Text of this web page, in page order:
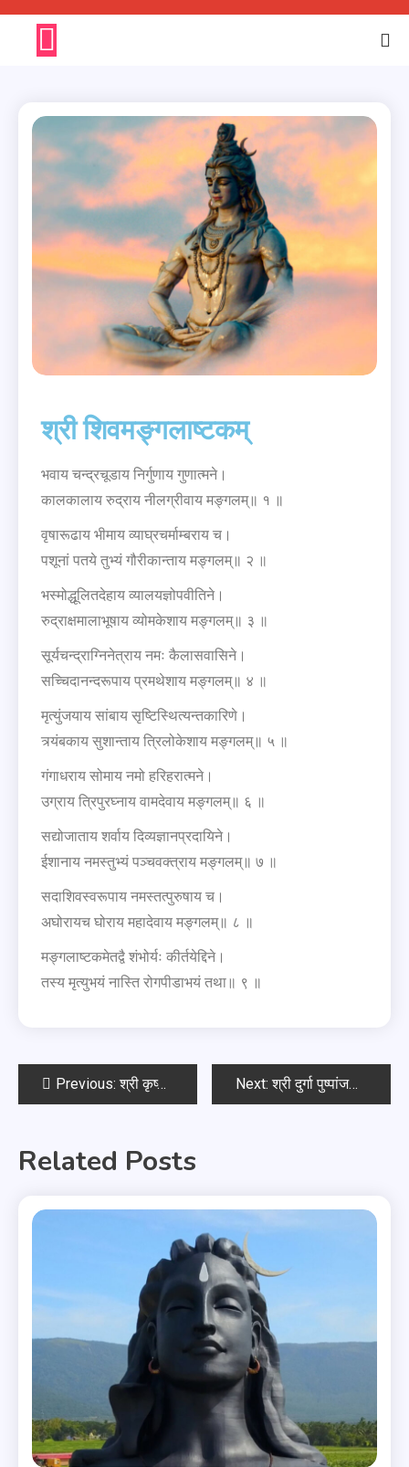
श्री शिवमङ्गलाष्टकम्
भवाय चन्द्रचूडाय निर्गुणाय गुणात्मने।
कालकालाय रुद्राय नीलग्रीवाय मङ्गलम्॥ १ ॥
वृषारूढाय भीमाय व्याघ्रचर्माम्बराय च।
पशूनां पतये तुभ्यं गौरीकान्ताय मङ्गलम्॥ २ ॥
भस्मोद्धूलितदेहाय व्यालयज्ञोपवीतिने।
रुद्राक्षमालाभूषाय व्योमकेशाय मङ्गलम्॥ ३ ॥
सूर्यचन्द्राग्निनेत्राय नमः कैलासवासिने।
सच्चिदानन्दरूपाय प्रमथेशाय मङ्गलम्॥ ४ ॥
मृत्युंजयाय सांबाय सृष्टिस्थित्यन्तकारिणे।
त्र्यंबकाय सुशान्ताय त्रिलोकेशाय मङ्गलम्॥ ५ ॥
गंगाधराय सोमाय नमो हरिहरात्मने।
उग्राय त्रिपुरघ्नाय वामदेवाय मङ्गलम्॥ ६ ॥
सद्योजाताय शर्वाय दिव्यज्ञानप्रदायिने।
ईशानाय नमस्तुभ्यं पञ्चवक्त्राय मङ्गलम्॥ ७ ॥
सदाशिवस्वरूपाय नमस्तत्पुरुषाय च।
अघोरायच घोराय महादेवाय मङ्गलम्॥ ८ ॥
मङ्गलाष्टकमेतद्वै शंभोर्यः कीर्तयेद्दिने।
तस्य मृत्युभयं नास्ति रोगपीडाभयं तथा॥ ९ ॥
Previous: श्री कृष्णाष्टकम् Next: श्री दुर्गा पुष्पांजलि मंत्र
Related Posts